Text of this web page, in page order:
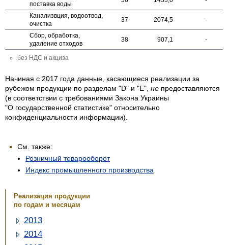
поставка воды
Канализвция, водоотвод,
очистка
37 2074,5 -
Сбор, обработка,
удаление отходов
38 907,1 -
без НДС и акциза
Начиная с 2017 года данные, касающиеся реализации за
рубежом продукции по разделам "D" и "E", не предоставляются
(в соответствии с требованиями Закона Украины
"О государственной статистике" относительно
конфиденциальности информации).
См. также:
Розничный товарооборот
Индекс промышленного производства
Реализация продукции
по годам и месяцам
2013
2014